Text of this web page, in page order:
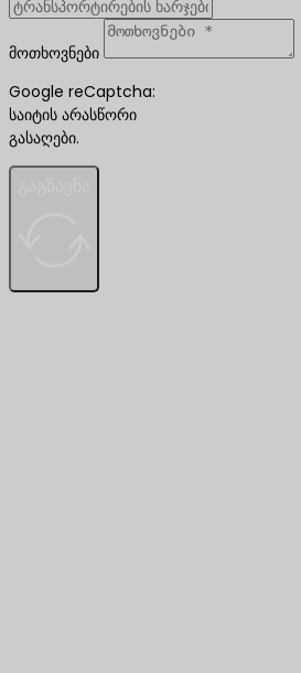
მოთხოვნები
Google reCaptcha:
საიტის არასწორი
გასაღები.